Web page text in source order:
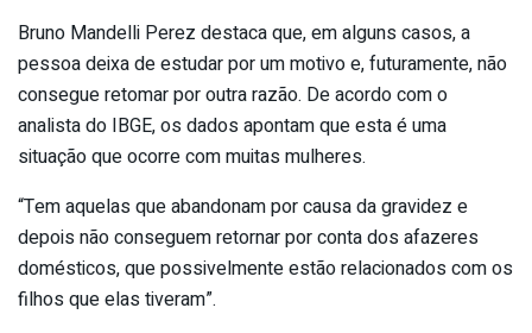
Bruno Mandelli Perez destaca que, em alguns casos, a
pessoa deixa de estudar por um motivo e, futuramente, não
consegue retomar por outra razão. De acordo com o
analista do IBGE, os dados apontam que esta é uma
situação que ocorre com muitas mulheres.
“Tem aquelas que abandonam por causa da gravidez e
depois não conseguem retornar por conta dos afazeres
domésticos, que possivelmente estão relacionados com os
filhos que elas tiveram”.